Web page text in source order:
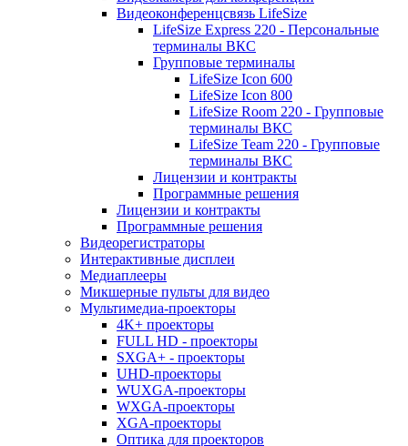
Видеоконференцсвязь LifeSize
LifeSize Express 220 - Персональные
терминалы ВКС
Групповые терминалы
LifeSize Icon 600
LifeSize Icon 800
LifeSize Room 220 - Групповые
терминалы ВКС
LifeSize Team 220 - Групповые
терминалы ВКС
Лицензии и контракты
Программные решения
Лицензии и контракты
Программные решения
Видеорегистраторы
Интерактивные дисплеи
Медиаплееры
Микшерные пульты для видео
Мультимедиа-проекторы
4K+ проекторы
FULL HD - проекторы
SXGA+ - проекторы
UHD-проекторы
WUXGA-проекторы
WXGA-проекторы
XGA-проекторы
Оптика для проекторов